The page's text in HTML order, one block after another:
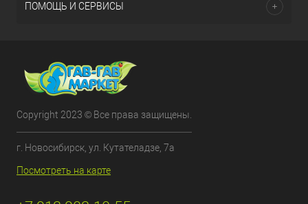
ПОМОЩЬ И СЕРВИСЫ
Copyright 2023 © Все права защищены.
г. Новосибирск, ул. Кутателадзе, 7а
Посмотреть на карте